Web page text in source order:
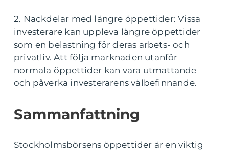
2. Nackdelar med längre öppettider: Vissa
investerare kan uppleva längre öppettider
som en belastning för deras arbets- och
privatliv. Att följa marknaden utanför
normala öppettider kan vara utmattande
och påverka investerarens välbefinnande.
Sammanfattning
Stockholmsbörsens öppettider är en viktig